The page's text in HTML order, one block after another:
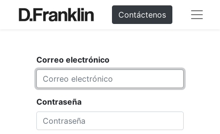
Contáctenos
Correo electrónico
Contraseña